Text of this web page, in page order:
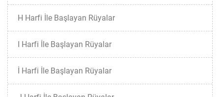
H Harfi İle Başlayan Rüyalar
I Harfi İle Başlayan Rüyalar
İ Harfi İle Başlayan Rüyalar